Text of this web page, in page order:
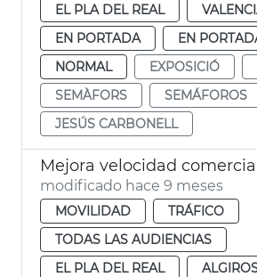
EL PLA DEL REAL
EN PORTADA
EN
NORMAL
EXPOSICIÓ
SEMÀFORS
SEMÁFOROS
JESÚS CARBONELL
modificado hace 9 meses
MOVILIDAD
TRÁFICO
TODAS LAS AUDIENCIAS
EL PLA DEL REAL